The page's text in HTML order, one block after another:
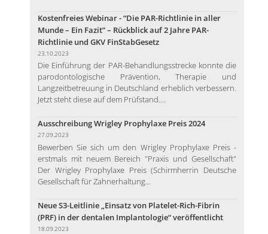
Kostenfreies Webinar - “Die PAR-Richtlinie in aller
Munde – Ein Fazit” – Rückblick auf 2 Jahre PAR-
Richtlinie und GKV FinStabGesetz
23.10.2023
Die Einführung der PAR-Behandlungsstrecke konnte die
parodontologische Prävention, Therapie und
Langzeitbetreuung in Deutschland erheblich verbessern.
Jetzt steht diese auf dem Prüfstand....
Ausschreibung Wrigley Prophylaxe Preis 2024
27.09.2023
Bewerben Sie sich um den Wrigley Prophylaxe Preis -
erstmals mit neuem Bereich "Praxis und Gesellschaft"
Der Wrigley Prophylaxe Preis (Schirmherrin Deutsche
Gesellschaft für Zahnerhaltung...
Neue S3-Leitlinie „Einsatz von Platelet-Rich-Fibrin
(PRF) in der dentalen Implantologie“ veröffentlicht
18.09.2023